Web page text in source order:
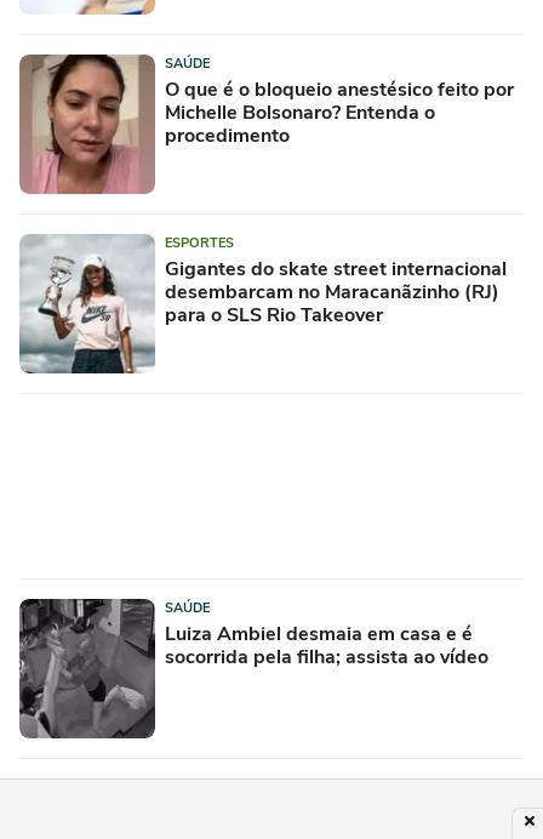
SAÚDE
O que é o bloqueio anestésico feito por
Michelle Bolsonaro? Entenda o
procedimento
ESPORTES
Gigantes do skate street internacional
desembarcam no Maracanãzinho (RJ)
para o SLS Rio Takeover
SAÚDE
Luiza Ambiel desmaia em casa e é
socorrida pela filha; assista ao vídeo